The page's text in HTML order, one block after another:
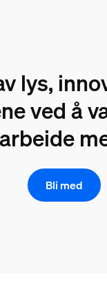
lys,
ved å
Bli med